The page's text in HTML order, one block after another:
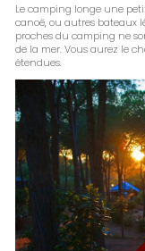
Le camping longe une
canoë, ou autres bateaux
proches du camping ne
de la mer. Vous aurez le
étendues.